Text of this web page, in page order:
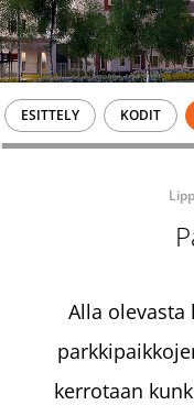
ESITTELY KODIT
Alla olevasta
kerrotaan